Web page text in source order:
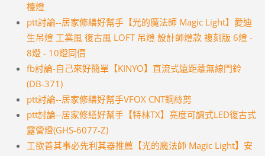
檯燈
ptt討論--居家修繕好幫手【光的魔法師 Magic Light】愛迪
生吊燈 工業風 復古風 LOFT 吊燈 設計師燈款 複刻版 6燈 -
8燈 - 10燈同價
fb討論-自己來好簡單【KINYO】直流式遠距離無線門鈴
(DB-371)
ptt討論--居家修繕好幫手VFOX CNT鋼絲剪
ptt討論--居家修繕好幫手【特林TX】亮度可調式LED復古式
露營燈(GHS-6077-Z)
工欲善其事必先利其器推薦【光的魔法師 Magic Light】安